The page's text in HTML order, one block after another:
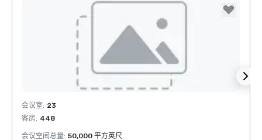
Removed from favorites
会议室: 23
客房: 448
会议空间总量: 50,000 平方英尺